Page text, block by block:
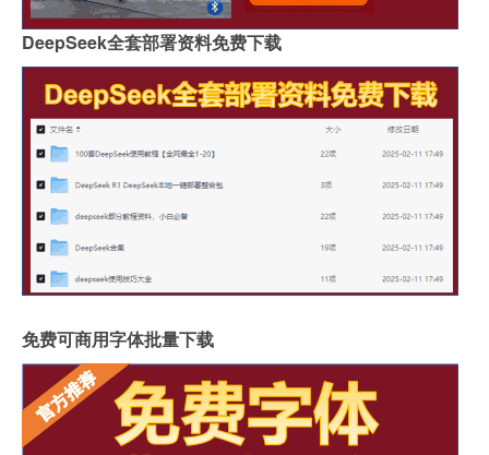
DeepSeek全套部署资料免费下载
免费可商用字体批量下载